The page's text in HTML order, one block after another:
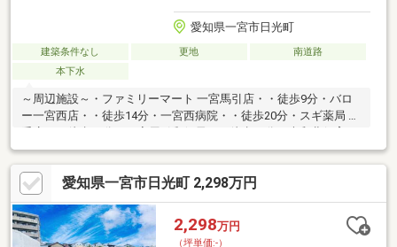
愛知県一宮市日光町
建築条件なし 更地
南道路
本下水
～周辺施設～・ファミリーマート 一宮馬引店・・徒歩9分・バロ
ー一宮西店・・徒歩14分・一宮西病院・・徒歩20分・スギ薬局 毛
園・・徒歩10分・一宮市立神山小学校・・徒歩15分・一宮市立中
部中学校・・徒歩24分
愛知県一宮市日光町 2,298万円
2,298万円
（坪単価:-）